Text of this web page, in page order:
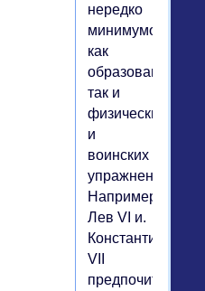
нередко
минимумом
как
образования,
так и
физических
и
воинских
упражнений.
Например,
Лев VI и.
Константин
VII
предпочитали